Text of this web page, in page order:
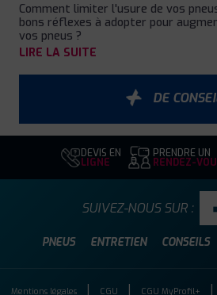
Comment limiter l'usure de vos
bons réflexes à adopter pour
vos pneus ?
LIRE LA SUITE
DE
DEVIS EN
LIGNE
PRENDRE UN
RENDEZ-
PNEUS ENTRETIEN CONSEILS
SUIVEZ-NOUS SUR :
Mentions légales CGU CGU MyProfil+